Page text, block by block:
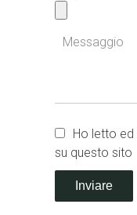
Ho letto
su questo sito
Inviare